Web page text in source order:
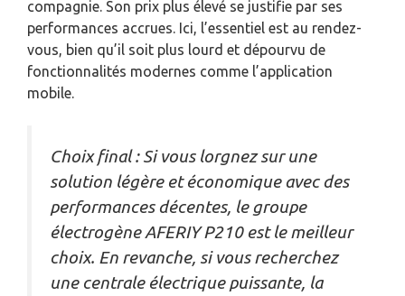
compagnie. Son prix plus élevé se justifie par ses
performances accrues. Ici, l’essentiel est au rendez-
vous, bien qu’il soit plus lourd et dépourvu de
fonctionnalités modernes comme l’application
mobile.
Choix final : Si vous lorgnez sur une
solution légère et économique avec des
performances décentes, le groupe
électrogène AFERIY P210 est le meilleur
choix. En revanche, si vous recherchez
une centrale électrique puissante, la